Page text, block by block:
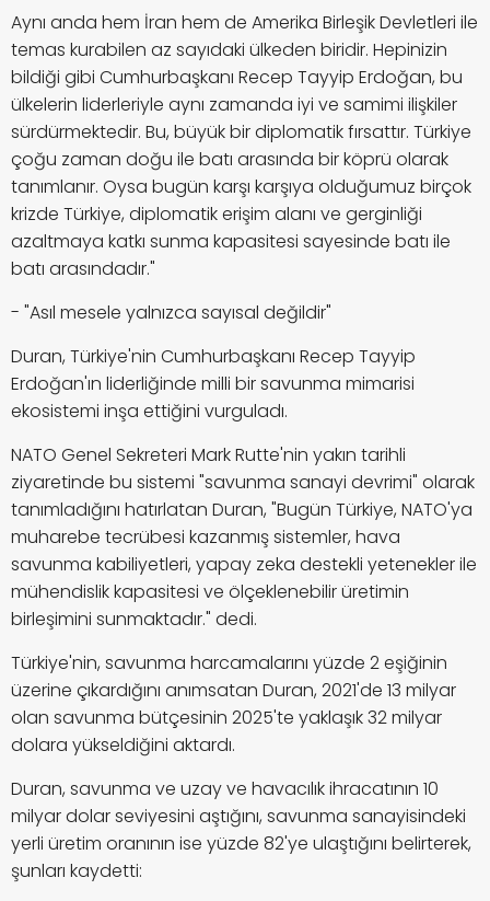
Aynı anda hem İran hem de Amerika Birleşik Devletleri ile
temas kurabilen az sayıdaki ülkeden biridir. Hepinizin
bildiği gibi Cumhurbaşkanı Recep Tayyip Erdoğan, bu
ülkelerin liderleriyle aynı zamanda iyi ve samimi ilişkiler
sürdürmektedir. Bu, büyük bir diplomatik fırsattır. Türkiye
çoğu zaman doğu ile batı arasında bir köprü olarak
tanımlanır. Oysa bugün karşı karşıya olduğumuz birçok
krizde Türkiye, diplomatik erişim alanı ve gerginliği
azaltmaya katkı sunma kapasitesi sayesinde batı ile
batı arasındadır."
- "Asıl mesele yalnızca sayısal değildir"
Duran, Türkiye'nin Cumhurbaşkanı Recep Tayyip
Erdoğan'ın liderliğinde milli bir savunma mimarisi
ekosistemi inşa ettiğini vurguladı.
NATO Genel Sekreteri Mark Rutte'nin yakın tarihli
ziyaretinde bu sistemi "savunma sanayi devrimi" olarak
tanımladığını hatırlatan Duran, "Bugün Türkiye, NATO'ya
muharebe tecrübesi kazanmış sistemler, hava
savunma kabiliyetleri, yapay zeka destekli yetenekler ile
mühendislik kapasitesi ve ölçeklenebilir üretimin
birleşimini sunmaktadır." dedi.
Türkiye'nin, savunma harcamalarını yüzde 2 eşiğinin
üzerine çıkardığını anımsatan Duran, 2021'de 13 milyar
olan savunma bütçesinin 2025'te yaklaşık 32 milyar
dolara yükseldiğini aktardı.
Duran, savunma ve uzay ve havacılık ihracatının 10
milyar dolar seviyesini aştığını, savunma sanayisindeki
yerli üretim oranının ise yüzde 82'ye ulaştığını belirterek,
şunları kaydetti: